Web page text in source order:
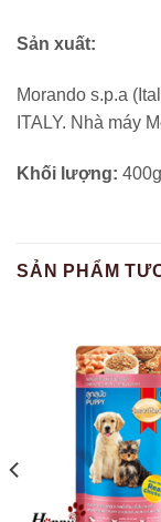
Sản xuất:
Morando s.p.a
ITALY. Nhà máy
Khối lượng: 400g
SẢN PHẨM